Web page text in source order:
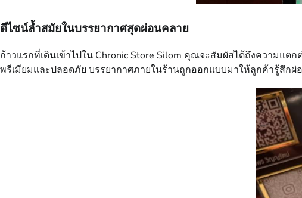
ดีไซน์ล้ำสมัยในบรรยากาศสุดผ่อนคลาย
ก้าวแรกที่เดินเข้าไปใน Chronic Store Silom คุณจะสัมผัสได้ถึงความแ
พรีเมียมและปลอดภัย บรรยากาศภายในร้านถูกออกแบบมาให้ลูกค้ารู้สึก